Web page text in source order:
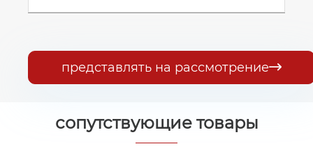
представлять на рассмотрение
сопутствующие товары